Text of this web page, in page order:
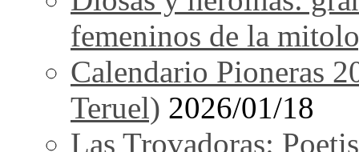
femeninos de la
Calendario Pioneras
Teruel) 2026/01/18
Las Trovadoras: